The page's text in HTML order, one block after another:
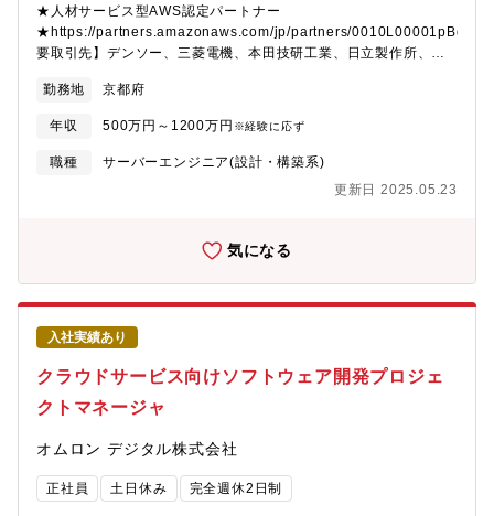
能・新しいサービスの検証、評価、導入にも積極的にチャレンジ
が出来る環境・全社AWS環境の統制管理の取り組みも始めている
ため、会社全体を対象とした運用が可能【仕事のやりがい・魅
ために各事業部のIT担当の方とディスカッションをしたり、現場
いを感じられるポジションです。【出張について】出張先は国内
外の村田機械グループ拠点。国内は月3～5日程度。日帰り～２、
など主要拠点を中心にその他拠点も（ご参考）海外売上比率約
★人材サービス型AWS認定パートナー
★https://partners.amazonaws.com/jp/partners/
要取引先】デンソー、三菱電機、本田技研工業、日立製作所、
【具体的には】取引先は全国の大手企業など800社以上ございま
す。同社とプライム契約を結んでいる、大手メーカーやSIerに
て、ソフトウェア開発（AI、 IoT、アプリ、画像処理、クラウド、
WEB、組込）業務をご担当いただきます。AI、IoT、画像処理の案
験や希望に応じて案件を決定いたします。ユニットと呼ばれるチ
で最大20数名規模で構成されたプロジェクトもございます。経
験・スキルにより、PL、PMとして活躍いただくことも想定してい
ます。【業務内容事例】・製造メーカー向け、仮想環境構築業
務・BtoB用 仮想サーバ、セキュリティソリューションの導入業
務・国内・海外拠点の社内インフラの設計・構築【PJによっては
システム構想から】クライアントが考える構想を元に課題感を抽
出、整理し、解決するために、どのような方法で実現するか方針
を定め取り組んでいます。タスクの洗い出しや課題抽出・対応方
針策定・要求事項整理・評価など、構想フェーズから関わること
ール、アジャイル、スクラム開発で進めます。【テクノプロ・デ
ザイン社でのやりがい】１．話題性の高いモノづくりに携わるこ
とができます。２．PJによっては、白紙の段階から構想をもとに
勤務地 京都府
年収 500万円～1200万円 ※経験に応ず
職種
サーバーエンジニア(設計・構築系)
更新日 2025.05.23
気になる
入社実績あり
クラウドサービス向けソフトウェア開発プロジェ
クトマネージャ
オムロン デジタル株式会社
正社員 土日休み 完全週休2日制